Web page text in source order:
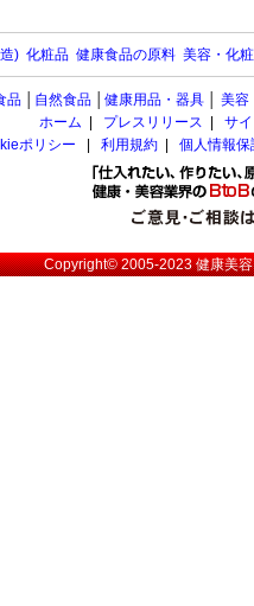
) 化粧品 健康食品の原料 美容・化
品 自然食品 健康用品・器具 美容
ホーム
プレスリリース
サ
ポリシー
利用規約 個人情報
Copyright© 2005-2023健康美